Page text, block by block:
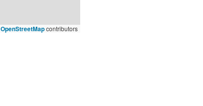
OpenStreetMapcontributors